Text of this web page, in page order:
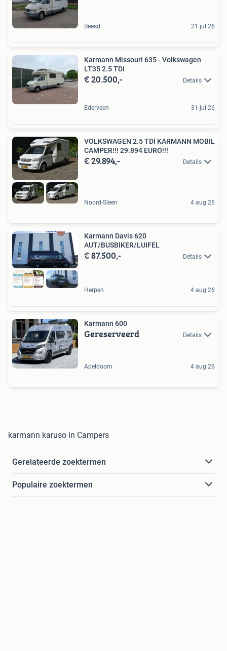
Beesd 21 jul 26
Karmann Missouri 635 - Volkswagen
LT35 2.5 TDI
€ 20.500,- Details
Ederveen 31 jul 26
VOLKSWAGEN 2.5 TDI KARMANN MOBIL
CAMPER!!! 29.894 EURO!!!
€ 29.894,- Details
Noord-Sleen 4 aug 26
Karmann Davis 620
AUT/BUSBIKER/LUIFEL
€ 87.500,- Details
Herpen 4 aug 26
Karmann 600
Gereserveerd Details
Apeldoorn 4 aug 26
karmann karuso in Campers
Gerelateerde zoektermen
Populaire zoektermen